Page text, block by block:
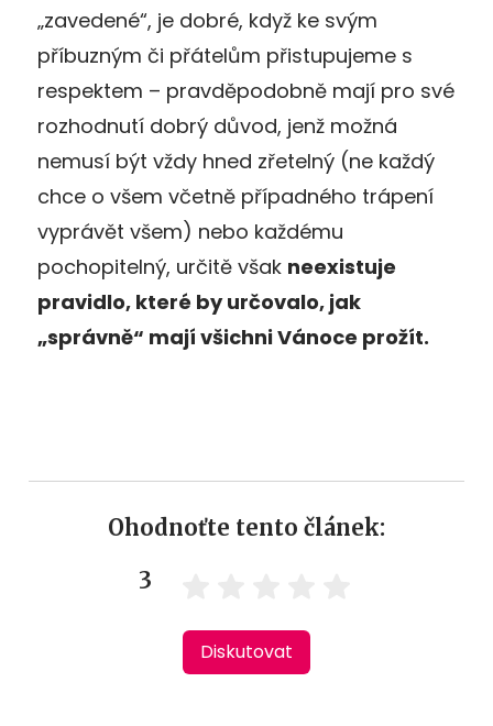
„zavedené“, je dobré, když ke svým
příbuzným či přátelům přistupujeme s
respektem – pravděpodobně mají pro své
rozhodnutí dobrý důvod, jenž možná
nemusí být vždy hned zřetelný (ne každý
chce o všem včetně případného trápení
vyprávět všem) nebo každému
pochopitelný, určitě však neexistuje
pravidlo, které by určovalo, jak
„správně“ mají všichni Vánoce prožít.
Ohodnoťte tento článek:
3
Diskutovat